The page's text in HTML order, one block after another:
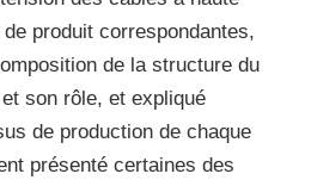
produit correspondantes,
de la structure du
son rôle, et expliqué
de production de chaque
présenté certaines des